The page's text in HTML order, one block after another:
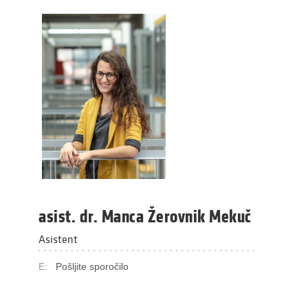
asist. dr. Manca Žerovnik Mekuč
Asistent
E: Pošljite sporočilo